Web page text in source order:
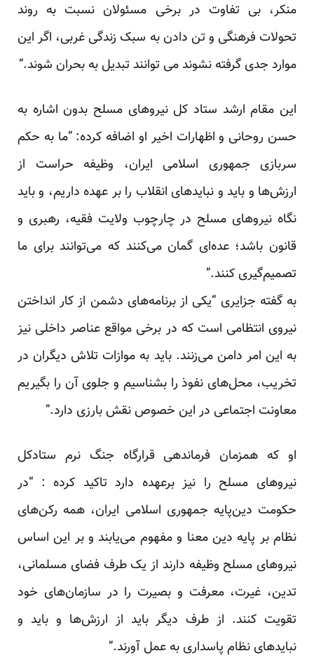
منکر، بی تفاوت در برخی مسئولان نسبت به روند
تحولات فرهنگی و تن دادن به سبک زندگی غربی، اگر این
موارد جدی گرفته نشوند می توانند تبدیل به بحران شوند.”
این مقام ارشد ستاد کل نیروهای مسلح بدون اشاره به
حسن روحانی و اظهارات اخیر او اضافه کرده: “ما به حکم
سربازی جمهوری اسلامی ایران، وظیفه حراست از
ارزش‌ها و باید و نبایدهای انقلاب را بر عهده داریم، و باید
نگاه نیروهای مسلح در چارچوب ولایت فقیه، رهبری و
قانون باشد؛ عده‌ای گمان می‌کنند که می‌توانند برای ما
تصمیم‌گیری کنند.”
به گفته جزایری “یکی از برنامه‌های دشمن از کار انداختن
نیروی انتظامی است که در برخی مواقع عناصر داخلی نیز
به این امر دامن می‌زنند. باید به موازات تلاش دیگران در
تخریب، محل‌های نفوذ را بشناسیم و جلوی آن را بگیریم
معاونت اجتماعی در این خصوص نقش بارزی دارد.”
او که همزمان فرماندهی قرارگاه جنگ نرم ستادکل
نیروهای مسلح را نیز برعهده دارد تاکید کرده : “در
حکومت دین‌پایه جمهوری اسلامی ایران، همه رکن‌های
نظام بر پایه دین معنا و مفهوم می‌یابند و بر این اساس
نیروهای مسلح وظیفه دارند از یک طرف فضای مسلمانی،
تدین، غیرت، معرفت و بصیرت را در سازمان‌های خود
تقویت کنند. از طرف دیگر باید از ارزش‌ها و باید و
نبایدهای نظام پاسداری به عمل آورند.”